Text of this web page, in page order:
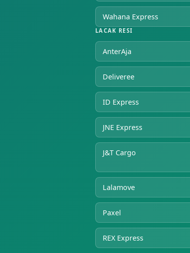
Wahana Express
LACAK RESI
AnterAja
Deliveree
ID Express
JNE Express
J&T Cargo
Lalamove
Paxel
REX Express